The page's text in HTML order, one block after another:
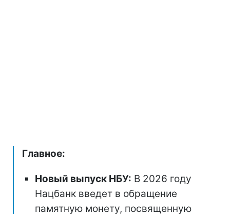
Главное:
Новый выпуск НБУ: В 2026 году
Нацбанк введет в обращение
памятную монету, посвященную